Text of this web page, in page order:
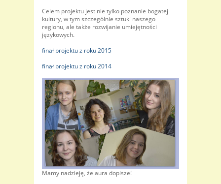
Celem projektu jest nie tylko poznanie bogatej
kultury, w tym szczególnie sztuki naszego
regionu, ale także rozwijanie umiejętności
językowych.
finał projektu z roku 2015
finał projektu z roku 2014
Mamy nadzieję, że aura dopisze!